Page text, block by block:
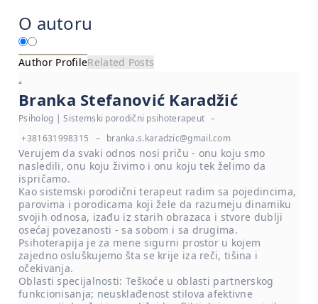
O autoru
Author ProfileRelated Posts
Branka Stefanović Karadžić
Psiholog | Sistemski porodični psihoterapeut –
+381631998315
– branka.s.karadzic@gmail.com
Verujem da svaki odnos nosi priču - onu koju smo
nasledili, onu koju živimo i onu koju tek želimo da
ispričamo.
Kao sistemski porodični terapeut radim sa pojedincima,
parovima i porodicama koji žele da razumeju dinamiku
svojih odnosa, izađu iz starih obrazaca i stvore dublji
osećaj povezanosti - sa sobom i sa drugima.
Psihoterapija je za mene sigurni prostor u kojem
zajedno osluškujemo šta se krije iza reči, tišina i
očekivanja.
Oblasti specijalnosti: Teškoće u oblasti partnerskog
funkcionisanja; neusklađenost stilova afektivne